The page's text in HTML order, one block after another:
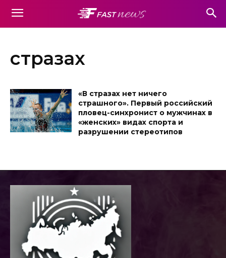
стразах
«В стразах нет ничего
страшного». Первый российский
пловец-синхронист о мужчинах в
«женских» видах спорта и
разрушении стереотипов